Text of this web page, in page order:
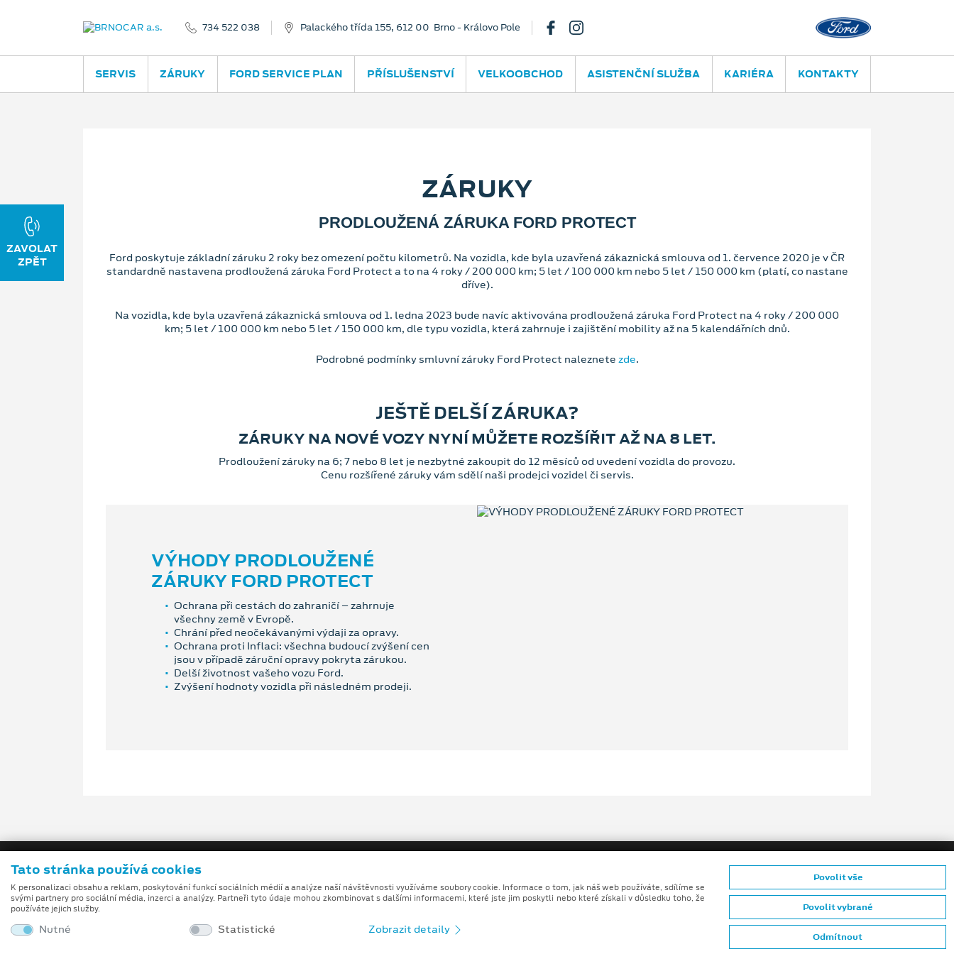
734 522 038 Palackého třída 155, 612 00 Brno - Královo Pole
SERVIS ZÁRUKY FORD SERVICE PLAN PŘÍSLUŠENSTVÍ VELKOOBCHOD ASISTENČNÍ SLUŽBA KARIÉRA KONTAKTY
ZÁRUKY
PRODLOUŽENÁ ZÁRUKA FORD PROTECT
Ford poskytuje základní záruku 2 roky bez omezení počtu kilometrů. Na vozidla, kde byla uzavřená zákaznická smlouva od 1. července 2020 je v ČR
standardně nastavena prodloužená záruka Ford Protect a to na 4 roky / 200 000 km; 5 let / 100 000 km nebo 5 let / 150 000 km (platí, co nastane
dříve).
Na vozidla, kde byla uzavřená zákaznická smlouva od 1. ledna 2023 bude navíc aktivována prodloužená záruka Ford Protect na 4 roky / 200 000
km; 5 let / 100 000 km nebo 5 let / 150 000 km, dle typu vozidla, která zahrnuje i zajištění mobility až na 5 kalendářních dnů.
Podrobné podmínky smluvní záruky Ford Protect naleznete zde.
JEŠTĚ DELŠÍ ZÁRUKA?
ZÁRUKY NA NOVÉ VOZY NYNÍ MŮŽETE ROZŠÍŘIT AŽ NA 8 LET.
Prodloužení záruky na 6; 7 nebo 8 let je nezbytné zakoupit do 12 měsíců od uvedení vozidla do provozu.
Cenu rozšířené záruky vám sdělí naši prodejci vozidel či servis.
VÝHODY PRODLOUŽENÉ
ZÁRUKY FORD PROTECT
Ochrana při cestách do zahraničí – zahrnuje
všechny země v Evropě.
Chrání před neočekávanými výdaji za opravy.
Ochrana proti Inflaci: všechna budoucí zvýšení cen
jsou v případě záruční opravy pokryta zárukou.
Delší životnost vašeho vozu Ford.
Zvýšení hodnoty vozidla při následném prodeji.
Obchodní podmínky
Ochrana osobních údajů
Tato stránka používá cookies
K personalizaci obsahu a reklam, poskytování funkcí sociálních médií a analýze naší návštěvnosti využíváme soubory cookie. Informace o tom, jak náš web používáte, sdílíme se
svými partnery pro sociální média, inzerci a analýzy. Partneři tyto údaje mohou zkombinovat s dalšími informacemi, které jste jim poskytli nebo které získali v důsledku toho, že
používáte jejich služby.
Nutné Statistické Zobrazit detaily
Odmítnout
Povolit vybrané
Povolit vše